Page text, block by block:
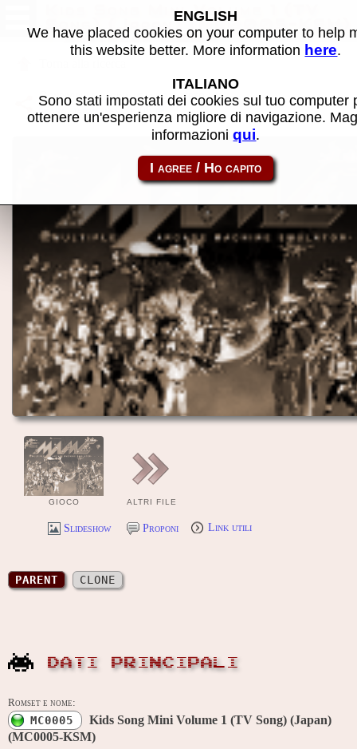
Kids Song Mini Volume 1 (TV
Song) (Japan) (MC0005-KSM)
- Software MAME
Condividi la pagina usando questo link:
ekara_japan_m-mc0005
GIOCO ALTRI FILE
Slideshow Proponi Link utili
PARENT CLONE
DATI PRINCIPALI
Romset e nome:
MC0005
Kids Song Mini Volume 1 (TV Song) (Japan)
(MC0005-KSM)
ENGLISH
We have placed cookies on your computer to help
this website better. More information here.
ITALIANO
Sono stati impostati dei cookies sul tuo computer
ottenere un'esperienza migliore di navigazione.
informazioniqui.